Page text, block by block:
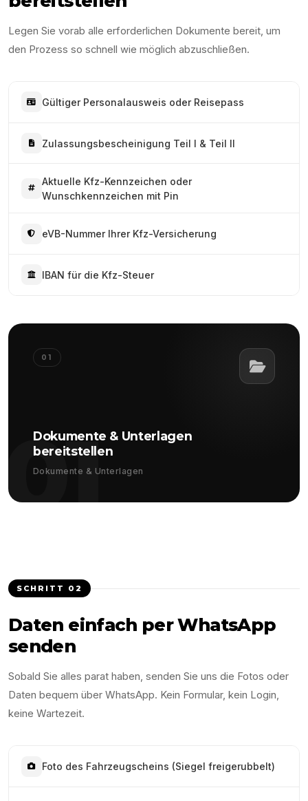
Legen Sie vorab alle erforderlichen Dokumente bereit, um
den Prozess so schnell wie möglich abzuschließen.
Gültiger Personalausweis oder Reisepass
Zulassungsbescheinigung Teil I & Teil II
Aktuelle Kfz-Kennzeichen oder
Wunschkennzeichen mit Pin
eVB-Nummer Ihrer Kfz-Versicherung
IBAN für die Kfz-Steuer
01
01
Dokumente & Unterlagen
bereitstellen
Dokumente & Unterlagen
SCHRITT 02
Daten einfach per WhatsApp
senden
Sobald Sie alles parat haben, senden Sie uns die Fotos oder
Daten bequem über WhatsApp. Kein Formular, kein Login,
keine Wartezeit.
Foto des Fahrzeugscheins (Siegel freigerubbelt)